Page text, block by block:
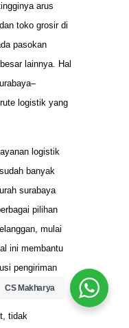
arus
toko grosir di
pasokan
lainnya. Hal
logistik yang
logistik
banyak
surabaya
pilihan
mulai
ini membantu
pengiriman
tidak
CS Makharya